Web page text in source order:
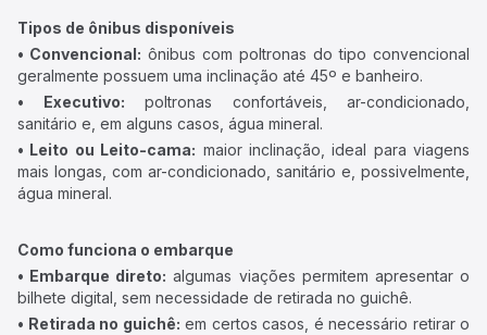
Tipos de ônibus disponíveis
• Convencional: ônibus com poltronas do tipo convencional
geralmente possuem uma inclinação até 45º e banheiro.
• Executivo: poltronas confortáveis, ar-condicionado,
sanitário e, em alguns casos, água mineral.
• Leito ou Leito-cama: maior inclinação, ideal para viagens
mais longas, com ar-condicionado, sanitário e, possivelmente,
água mineral.
Como funciona o embarque
• Embarque direto: algumas viações permitem apresentar o
bilhete digital, sem necessidade de retirada no guichê.
• Retirada no guichê: em certos casos, é necessário retirar o